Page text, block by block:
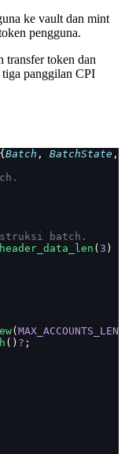
ke vault dan mint
pengguna.
transfer token dan
panggilan CPI
{ Batch , BatchState ,
batch.
header_data_len ( 3 )
( MAX_ACCOUNTS_LEN
() ? ;